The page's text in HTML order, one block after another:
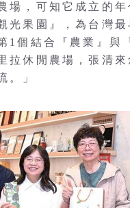
場，可知它成立的年
光果園』，為台灣最
1個結合『農業』與
拉休閒農場，張清來
。」